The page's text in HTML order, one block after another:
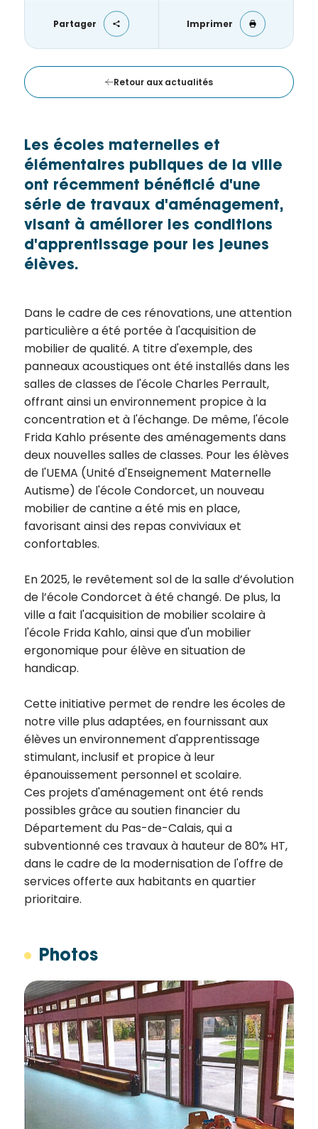
Partager Imprimer
Retour aux actualités
Les écoles maternelles et
élémentaires publiques de la ville
ont récemment bénéficié d'une
série de travaux d'aménagement,
visant à améliorer les conditions
d'apprentissage pour les jeunes
élèves.
Dans le cadre de ces rénovations, une attention
particulière a été portée à l'acquisition de
mobilier de qualité. A titre d'exemple, des
panneaux acoustiques ont été installés dans les
salles de classes de l'école Charles Perrault,
offrant ainsi un environnement propice à la
concentration et à l'échange. De même, l'école
Frida Kahlo présente des aménagements dans
deux nouvelles salles de classes. Pour les élèves
de l'UEMA (Unité d'Enseignement Maternelle
Autisme) de l'école Condorcet, un nouveau
mobilier de cantine a été mis en place,
favorisant ainsi des repas conviviaux et
confortables.
En 2025, le revêtement sol de la salle d’évolution
de l’école Condorcet à été changé. De plus, la
ville a fait l'acquisition de mobilier scolaire à
l'école Frida Kahlo, ainsi que d'un mobilier
ergonomique pour élève en situation de
handicap.
Cette initiative permet de rendre les écoles de
notre ville plus adaptées, en fournissant aux
élèves un environnement d'apprentissage
stimulant, inclusif et propice à leur
épanouissement personnel et scolaire.
Ces projets d'aménagement ont été rends
possibles grâce au soutien financier du
Département du Pas-de-Calais, qui a
subventionné ces travaux à hauteur de 80% HT,
dans le cadre de la modernisation de l'offre de
services offerte aux habitants en quartier
prioritaire.
Photos
merci
de
formulaire.
mail
avec
un lien
vers la
publication.
Merci
de votre
l'actualité
de la
Ville et
de ses
partenaires.
(*Champs
obligatoires)
Si vous
êtes déjà
inscrit(e)
et que
vous
voulez
cliquez ici.